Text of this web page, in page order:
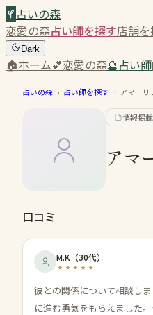
占いの森
恋愛の森占い師を探す店舗を
Dark
🏠ホーム💕恋愛の森🔮占い師
占いの森 › 占い師を探す › アマーリ
情報掲載
アマ
口コミ
M.K （30代）
彼との関係について相談し
に進む勇気をもらえました